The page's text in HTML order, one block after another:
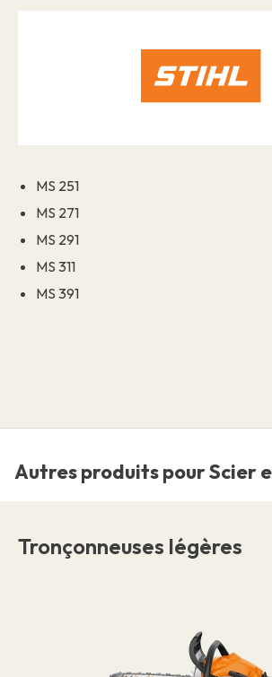
MS 251
MS 271
MS 291
MS 311
MS 391
Autres produits pour Scier
Tronçonneuses légères